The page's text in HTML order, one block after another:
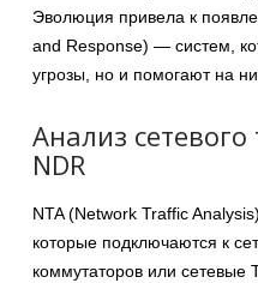
Эволюция привела к
and Response) — систем,
угрозы, но и помогают на
Анализ
NDR
NTA (Network Traffic
которые подключаются к
коммутаторов или сетевые